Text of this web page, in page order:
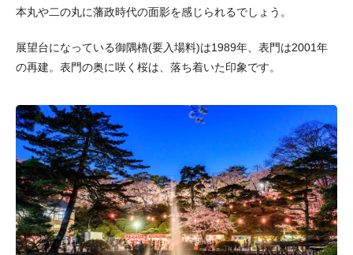
本丸や二の丸に藩政時代の面影を感じられるでしょう。
展望台になっている御隅櫓(要入場料)は1989年、表門は2001年
の再建。表門の奥に咲く桜は、落ち着いた印象です。